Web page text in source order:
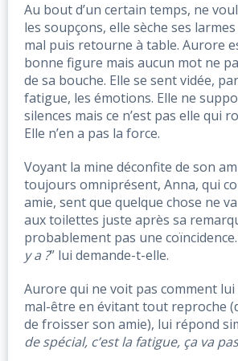
Au bout d’un certain temps, ne
les soupçons, elle sèche ses
mal puis retourne à table. Aurore
bonne figure mais aucun mot ne
de sa bouche. Elle se sent vidée,
fatigue, les émotions. Elle ne
silences mais ce n’est pas elle qui
Elle n’en a pas la force.
Voyant la mine déconfite de son
toujours omniprésent, Anna, qui
amie, sent que quelque chose ne
aux toilettes juste après sa
probablement pas une coïncidence.
y a ?” lui demande-t-elle.
Aurore qui ne voit pas comment
mal-être en évitant tout reproche
de froisser son amie), lui répond
de spécial, c’est la fatigue, ça va